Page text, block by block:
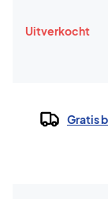
Uitverkocht
Gratis